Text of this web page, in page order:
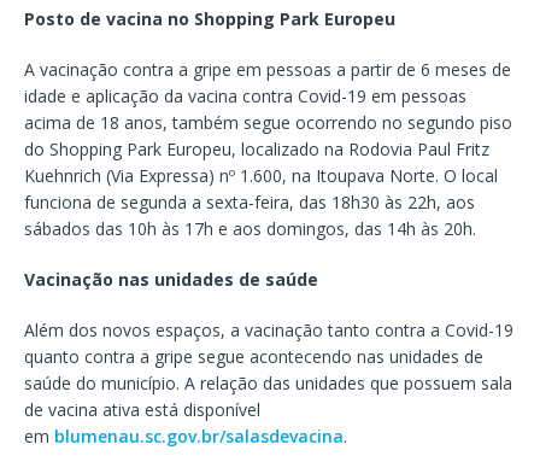
Posto de vacina no Shopping Park Europeu
A vacinação contra a gripe em pessoas a partir de 6 meses de
idade e aplicação da vacina contra Covid-19 em pessoas
acima de 18 anos, também segue ocorrendo no segundo piso
do Shopping Park Europeu, localizado na Rodovia Paul Fritz
Kuehnrich (Via Expressa) nº 1.600, na Itoupava Norte. O local
funciona de segunda a sexta-feira, das 18h30 às 22h, aos
sábados das 10h às 17h e aos domingos, das 14h às 20h.
Vacinação nas unidades de saúde
Além dos novos espaços, a vacinação tanto contra a Covid-19
quanto contra a gripe segue acontecendo nas unidades de
saúde do município. A relação das unidades que possuem sala
de vacina ativa está disponível
em blumenau.sc.gov.br/salasdevacina.